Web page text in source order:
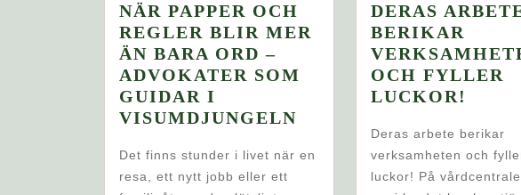
NÄR PAPPER OCH
REGLER BLIR MER
ÄN BARA ORD –
ADVOKATER SOM
GUIDAR I
VISUMDJUNGELN
PAPPER
OCH
REGLER
Det finns stunder i livet när en
resa, ett nytt jobb eller ett
DERAS
BERIKAR
OCH FYLLER
LUCKOR!
OCH
Deras arbete berikar
verksamheten och
luckor! På